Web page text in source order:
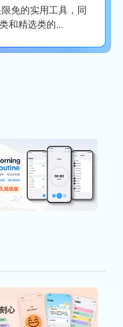
免的实用工具，同
和精选类的...